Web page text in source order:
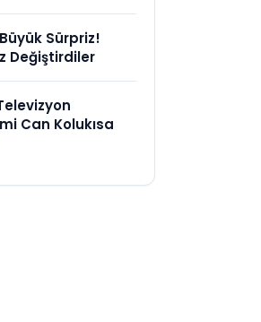
Sürpriz!
Değiştirdiler
Can Kolukısa